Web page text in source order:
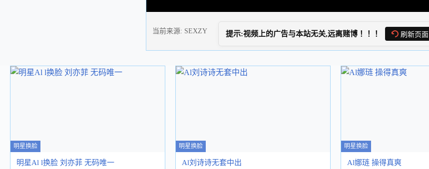
当前来源: SEXZY 提示:视频上的广告与本站无关,远离赌博！！！ 刷新页面
明星换脸
明星Al l换脸 刘亦菲 无码唯一
明星换脸
Al刘诗诗无套中出
明星换脸
Al娜琏 操得真爽